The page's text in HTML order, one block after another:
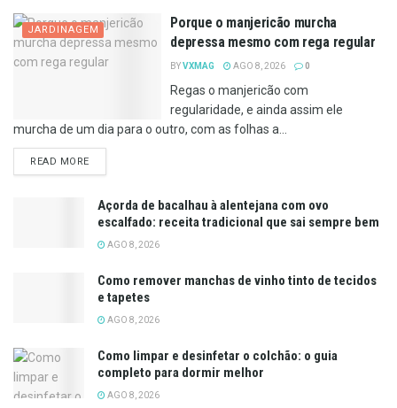
JARDINAGEM
Porque o manjericão murcha
depressa mesmo com rega regular
BYVXMAG AGO 8, 2026 0
Regas o manjericão com
regularidade, e ainda assim ele
murcha de um dia para o outro, com as folhas a...
READ MOREDETAILS
Açorda de bacalhau à alentejana com ovo
escalfado: receita tradicional que sai sempre bem
AGO 8, 2026
Como remover manchas de vinho tinto de tecidos
e tapetes
AGO 8, 2026
Como limpar e desinfetar o colchão: o guia
completo para dormir melhor
AGO 8, 2026